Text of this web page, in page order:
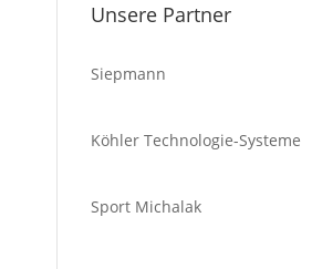
Unsere Partner
Siepmann
Köhler Technologie-Systeme
Sport Michalak